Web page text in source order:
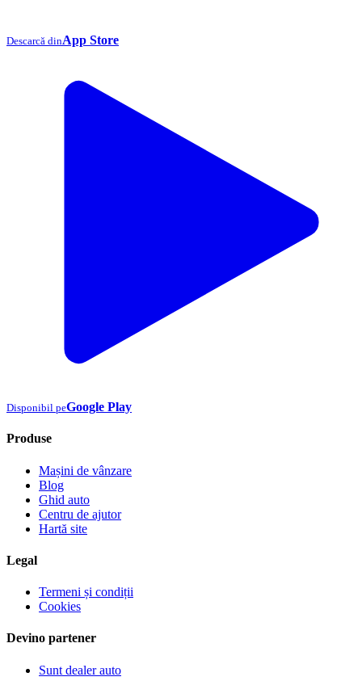
Descarcă dinApp Store
Disponibil peGoogle Play
Produse
Mașini de vânzare
Blog
Ghid auto
Centru de ajutor
Hartă site
Legal
Termeni și condiții
Cookies
Devino partener
Sunt dealer auto